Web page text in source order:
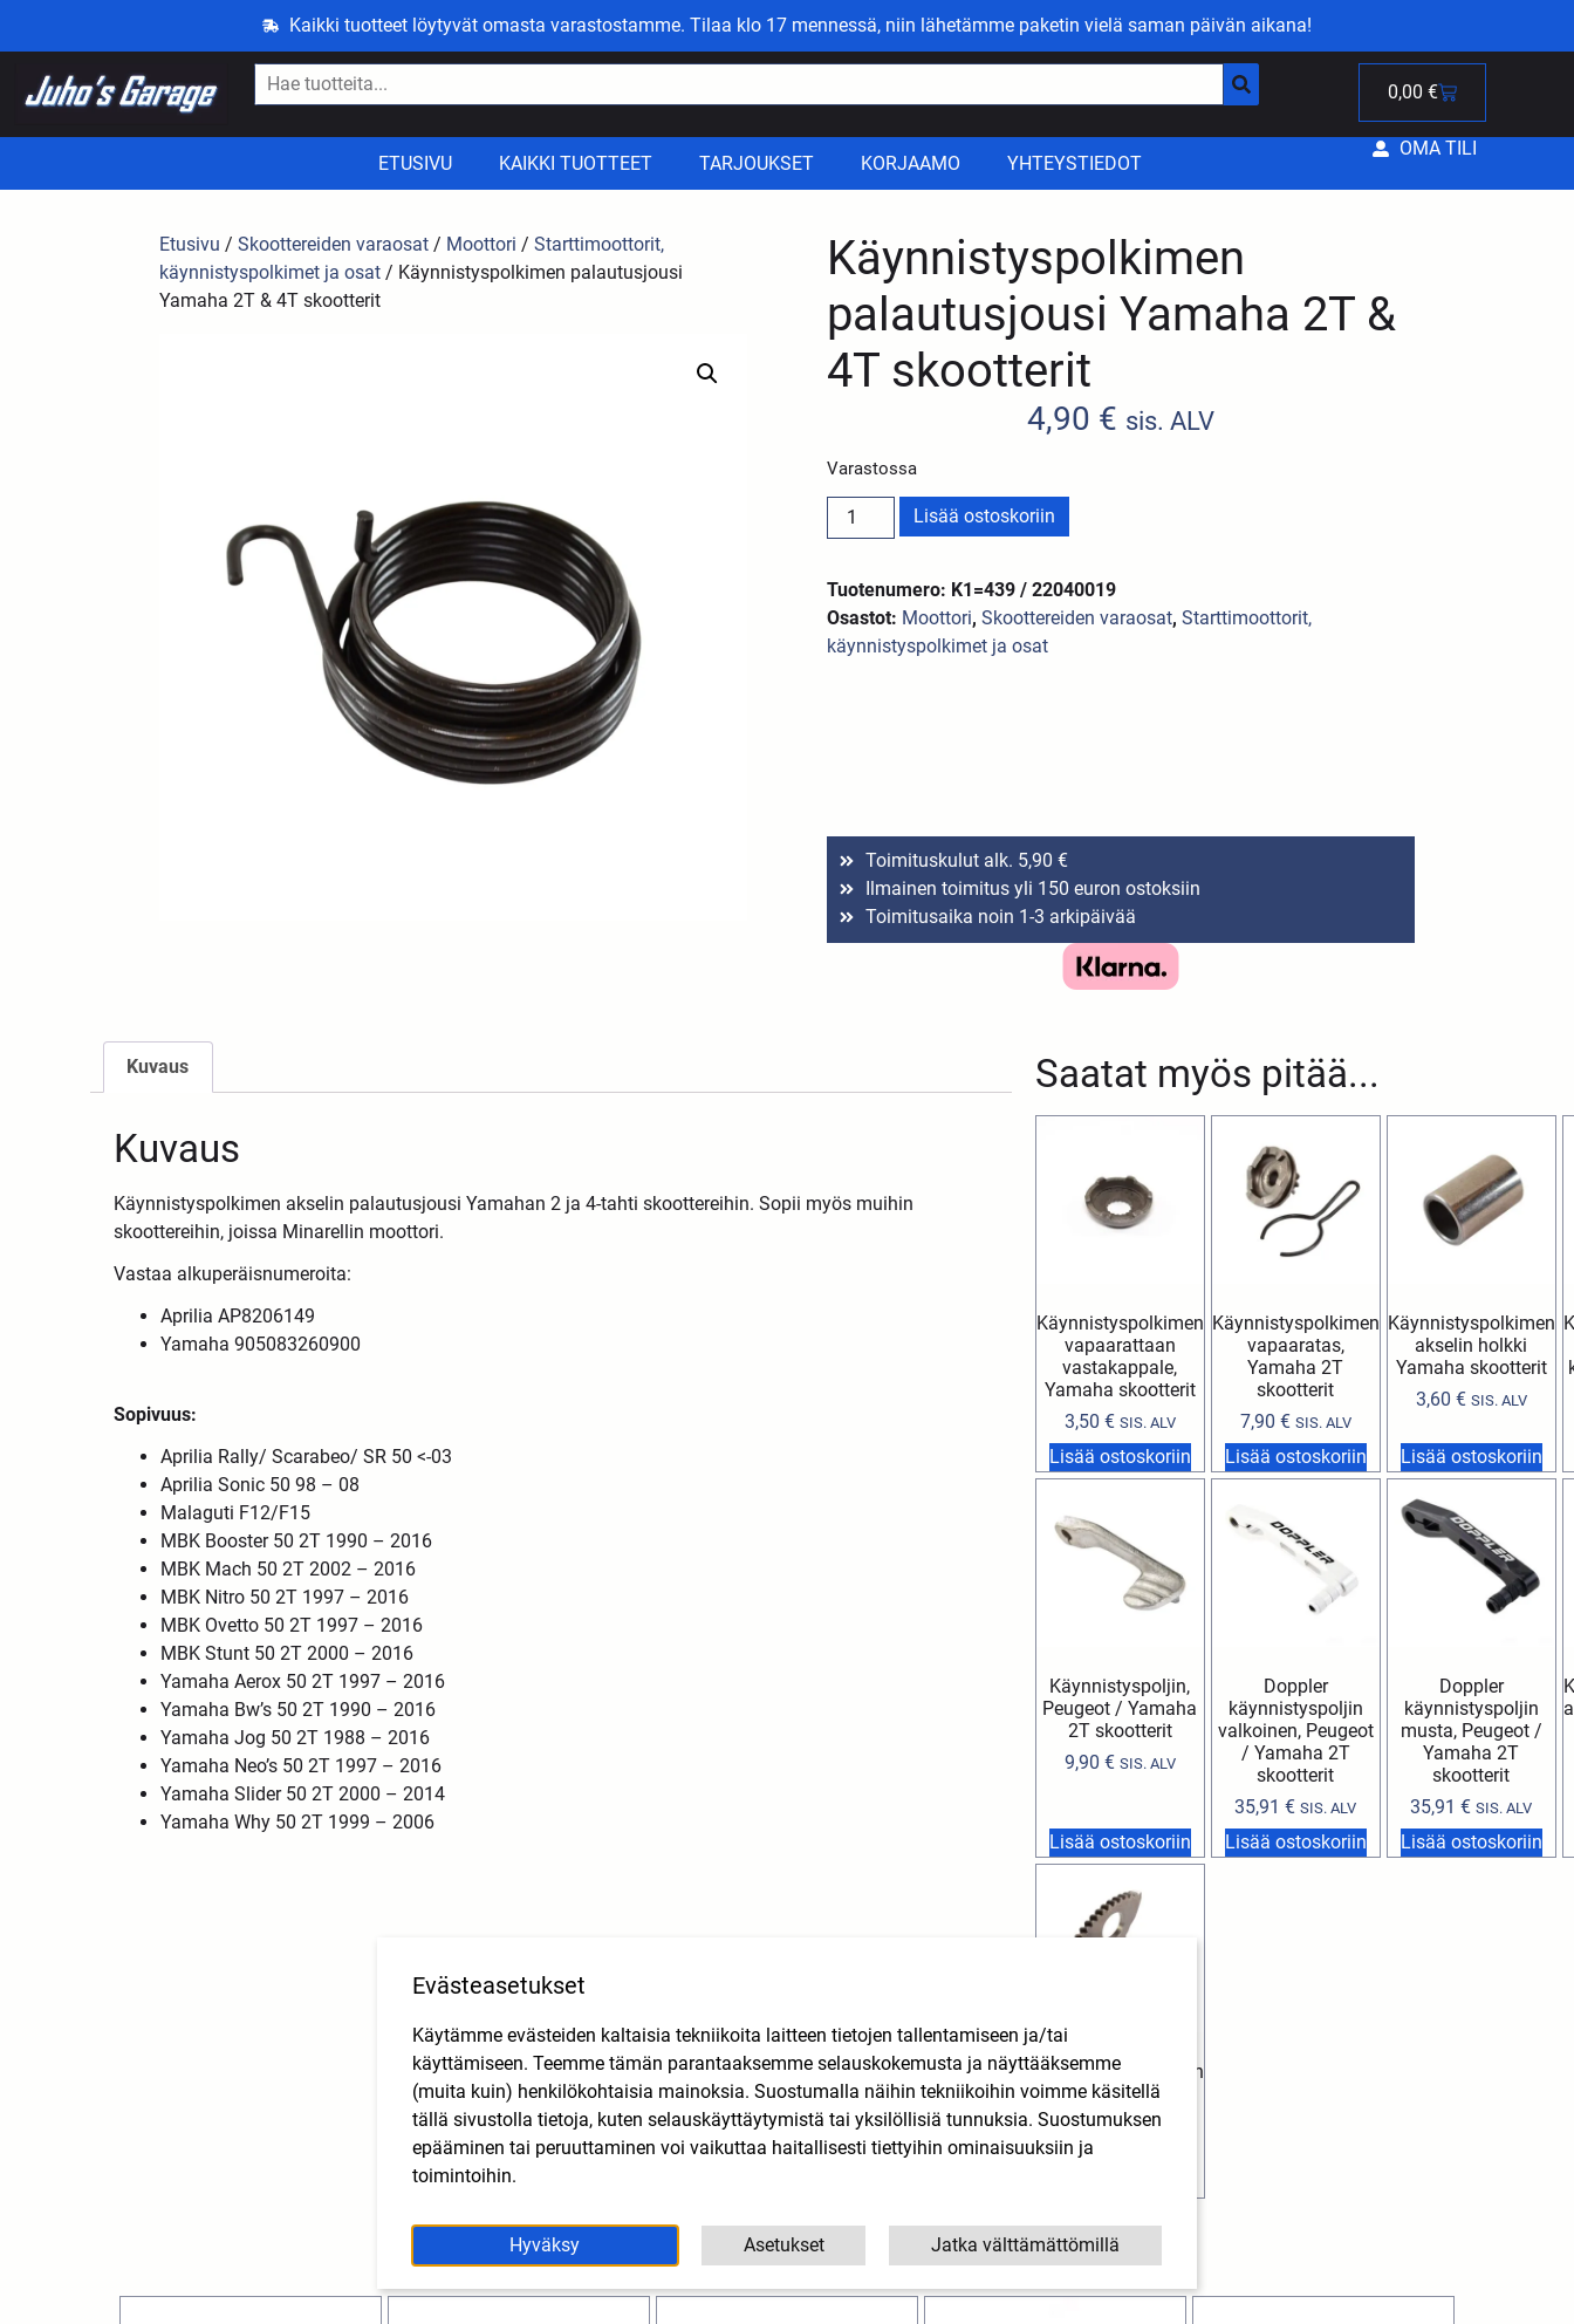
Kaikki tuotteet löytyvät omasta varastostamme. Tilaa klo 17 mennessä, niin lähetämme paketin vielä saman päivän aikana!
0,00 €
ETUSIVU KAIKKI TUOTTEET TARJOUKSET KORJAAMO YHTEYSTIEDOT
OMA TILI
Etusivu /Skoottereiden varaosat / Moottori /Starttimoottorit,
käynnistyspolkimet ja osat / Käynnistyspolkimen palautusjousi
Yamaha 2T & 4T skootterit
Käynnistyspolkimen
palautusjousi Yamaha 2T &
4T skootterit
4,90 € sis. ALV
Varastossa
Lisää ostoskoriin
Tuotenumero: K1=439 / 22040019
Osastot: Moottori,Skoottereiden varaosat,Starttimoottorit,
käynnistyspolkimet ja osat
Toimituskulut alk. 5,90 €
Ilmainen toimitus yli 150 euron ostoksiin
Toimitusaika noin 1-3 arkipäivää
Saatat myös pitää...
Käynnistyspolkimen
vapaarattaan
vastakappale,
Yamaha skootterit
3,50 € SIS. ALV
Lisää ostoskoriin
Käynnistyspolkimen
vapaaratas,
Yamaha 2T
skootterit
7,90 € SIS. ALV
Lisää ostoskoriin
Käynnistyspolkimen
akselin holkki
Yamaha skootterit
3,60 € SIS. ALV
Lisää ostoskoriin
Käynnistyspoljin,
Peugeot / Yamaha
2T skootterit
9,90 € SIS. ALV
Lisää ostoskoriin
Doppler
käynnistyspoljin
valkoinen, Peugeot
/ Yamaha 2T
skootterit
35,91€ SIS. ALV
Lisää ostoskoriin
Doppler
käynnistyspoljin
musta, Peugeot /
Yamaha 2T
skootterit
35,91€ SIS. ALV
Lisää ostoskoriin
Käynnistyspolkimen
akseli, Yamaha 2T
skootterit
8,90
Kuvaus
Kuvaus
Käynnistyspolkimen akselin palautusjousi Yamahan 2 ja 4-tahti skoottereihin. Sopii myös muihin
skoottereihin, joissa Minarellin moottori.
Vastaa alkuperäisnumeroita:
Aprilia AP8206149
Yamaha 905083260900
Sopivuus:
Aprilia Rally/ Scarabeo/ SR 50 <-03
Aprilia Sonic 50 98 – 08
Malaguti F12/F15
MBK Booster 50 2T 1990 – 2016
MBK Mach 50 2T 2002 – 2016
MBK Nitro 50 2T 1997 – 2016
MBK Ovetto 50 2T 1997 – 2016
MBK Stunt 50 2T 2000 – 2016
Yamaha Aerox 50 2T 1997 – 2016
Yamaha Bw’s 50 2T 1990 – 2016
Yamaha Jog 50 2T 1988 – 2016
Yamaha Neo’s 50 2T 1997 – 2016
Yamaha Slider 50 2T 2000 – 2014
Yamaha Why 50 2T 1999 – 2006
Tutustu myös
Evästeasetukset
Käytämme evästeiden kaltaisia tekniikoita laitteen tietojen tallentamiseen ja/tai
käyttämiseen. Teemme tämän parantaaksemme selauskokemusta ja näyttääksemme
(muita kuin) henkilökohtaisia mainoksia. Suostumalla näihin tekniikoihin voimme käsitellä
tällä sivustolla tietoja, kuten selauskäyttäytymistä tai yksilöllisiä tunnuksia. Suostumuksen
epääminen tai peruuttaminen voi vaikuttaa haitallisesti tiettyihin ominaisuuksiin ja
toimintoihin.
Hyväksy Asetukset Jatka välttämättömillä